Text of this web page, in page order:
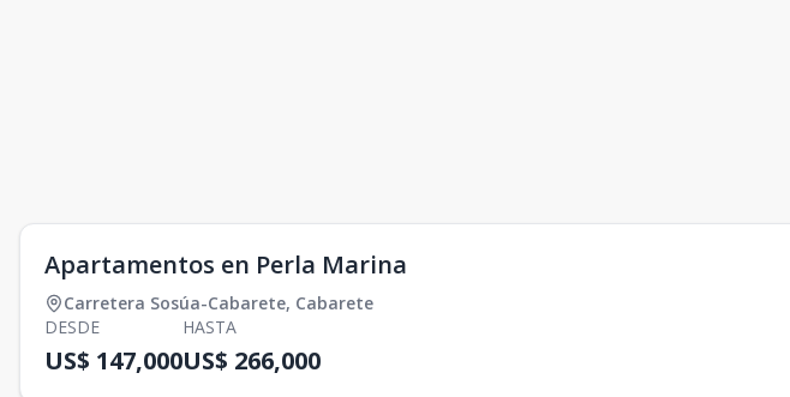
Apartamentos en Perla Marina
Carretera Sosúa-Cabarete, Cabarete
DESDE
US$ 147,000
HASTA
US$ 266,000